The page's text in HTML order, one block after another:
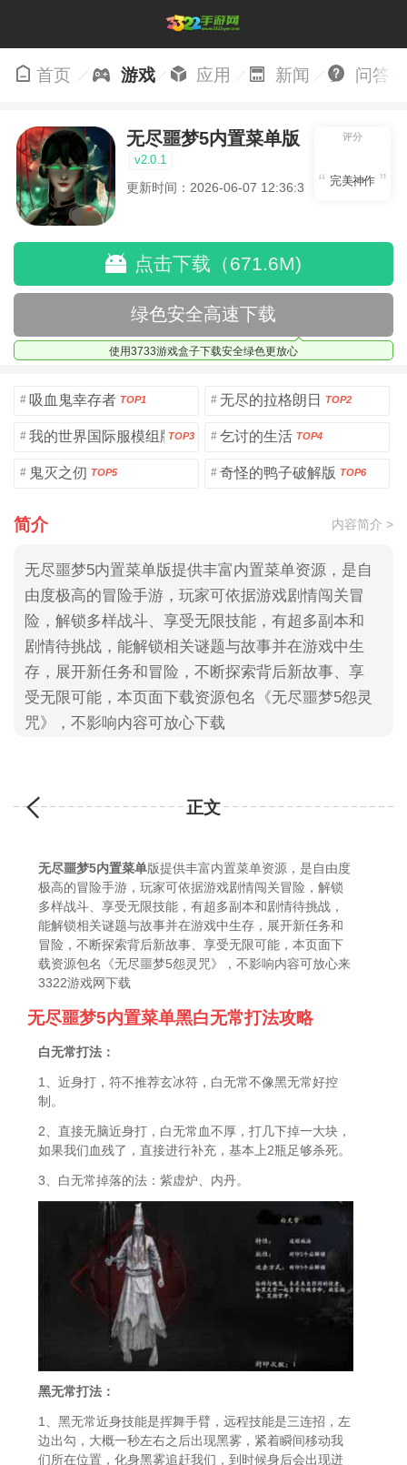
首页 游戏 应用 新闻 问答
无尽噩梦5内置菜单版
v2.0.1
更新时间：2026-06-07 12:36:34
评分
完美神作
点击下载（671.6M)
绿色安全高速下载
使用3733游戏盒子下载安全绿色更放心
# 吸血鬼幸存者 TOP1 # 无尽的拉格朗日 TOP2
# 我的世界国际服模组版TOP3 # 乞讨的生活 TOP4
# 鬼灭之仞 TOP5 # 奇怪的鸭子破解版 TOP6
简介 内容简介 >
无尽噩梦5内置菜单版提供丰富内置菜单资源，是自
由度极高的冒险手游，玩家可依据游戏剧情闯关冒
险，解锁多样战斗、享受无限技能，有超多副本和
剧情待挑战，能解锁相关谜题与故事并在游戏中生
存，展开新任务和冒险，不断探索背后新故事、享
受无限可能，本页面下载资源包名《无尽噩梦5怨灵
咒》，不影响内容可放心下载
正文
无尽噩梦5内置菜单版提供丰富内置菜单资源，是自由度
极高的冒险手游，玩家可依据游戏剧情闯关冒险，解锁
多样战斗、享受无限技能，有超多副本和剧情待挑战，
能解锁相关谜题与故事并在游戏中生存，展开新任务和
冒险，不断探索背后新故事、享受无限可能，本页面下
载资源包名《无尽噩梦5怨灵咒》，不影响内容可放心来
3322游戏网下载
无尽噩梦5内置菜单黑白无常打法攻略
白无常打法：
1、近身打，符不推荐玄冰符，白无常不像黑无常好控
制。
2、直接无脑近身打，白无常血不厚，打几下掉一大块，
如果我们血残了，直接进行补充，基本上2瓶足够杀死。
3、白无常掉落的法：紫虚炉、内丹。
黑无常打法：
1、黑无常近身技能是挥舞手臂，远程技能是三连招，左
边出勾，大概一秒左右之后出现黑雾，紧着瞬间移动我
们所在位置，化身黑雾追赶我们，到时候身后会出现迸